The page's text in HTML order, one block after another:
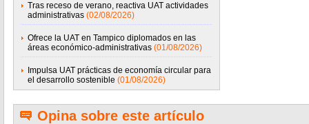
Tras receso de verano, reactiva UAT actividades
administrativas (02/08/2026)
Ofrece la UAT en Tampico diplomados en las
áreas económico-administrativas (01/08/2026)
Impulsa UAT prácticas de economía circular para
el desarrollo sostenible (01/08/2026)
Opina sobre este artículo